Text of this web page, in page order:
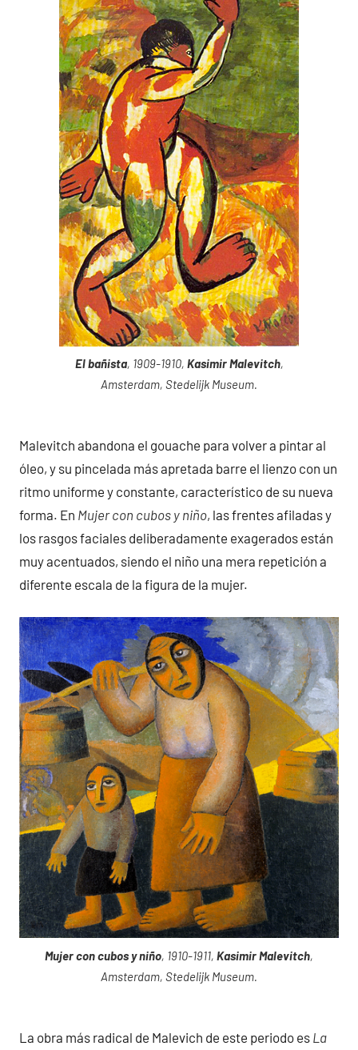
El bañista, 1909-1910, Kasimir Malevitch,
Amsterdam, Stedelijk Museum.
Malevitch abandona el gouache para volver a pintar al
óleo, y su pincelada más apretada barre el lienzo con un
ritmo uniforme y constante, característico de su nueva
forma. En Mujer con cubos y niño, las frentes afiladas y
los rasgos faciales deliberadamente exagerados están
muy acentuados, siendo el niño una mera repetición a
diferente escala de la figura de la mujer.
Mujer con cubos y niño, 1910-1911, Kasimir Malevitch,
Amsterdam, Stedelijk Museum.
La obra más radical de Malevich de este periodo es La